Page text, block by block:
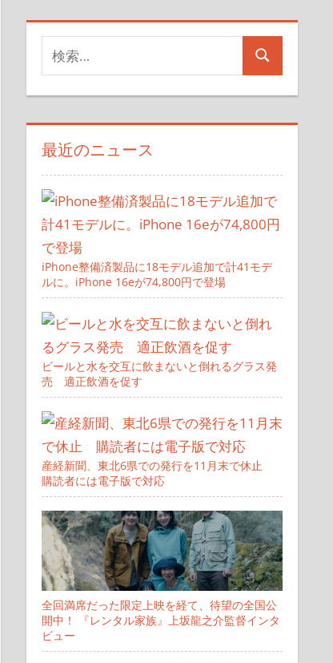
索
対
検
最近のニュース
iPhone整備済製品に18モデル追加で計41モデ
ルに。iPhone 16eが74,800円で登場
ビールと水を交互に飲まないと倒れるグラス発
売 適正飲酒を促す
産経新聞、東北6県での発行を11月末で休止
購読者には電子版で対応
全回満席だった限定上映を経て、待望の全国公
開中！ 『レンタル家族』上坂龍之介監督インタ
ビュー